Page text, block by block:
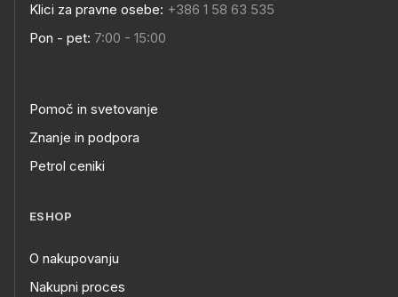
Klici za pravne osebe: +386 1 58 63 535
Pon - pet: 7:00 - 15:00
Pomoč in svetovanje
Znanje in podpora
Petrol ceniki
ESHOP
O nakupovanju
Nakupni proces